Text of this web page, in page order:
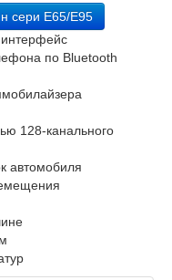
сери E65/E95
по Bluetooth
128-канального
автомобиля